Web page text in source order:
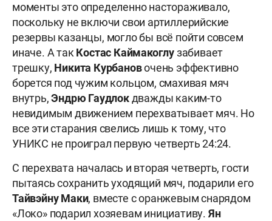
моменты это определенно настораживало,
поскольку не включи свои артиллерийские
резервы казанцы, могло бы всё пойти совсем
иначе. А такКостас Каймакоглузабивает
трешку, Никита Курбановочень эффективно
борется под чужим кольцом, смахивая мяч
внутрь,Эндрю Гаудлокдважды каким-то
невидимым движением перехватывает мяч. Но
все эти старания свелись лишь к тому, что
УНИКС не проиграл первую четверть 24:24.
С перехвата началась и вторая четверть, гости
пытаясь сохранить уходящий мяч, подарили его
Тайвэйну Маки, вместе с оранжевым снарядом
«Локо» подарил хозяевам инициативу. Ян